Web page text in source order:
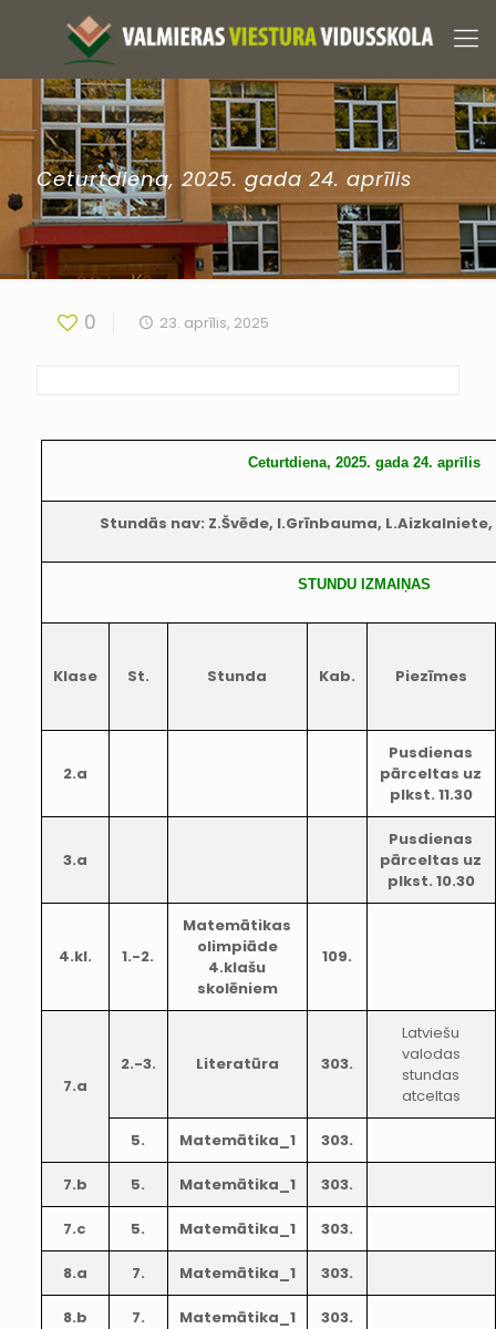
Ceturtdiena, 2025. gada 24. aprīlis
0 23. aprīlis, 2025
Ceturtdiena, 2025. gada 24. aprīlis
Stundās nav: Z.Švēde, I.Grīnbauma,
STUNDU IZMAIŅAS
Klase St. Stunda Kab. Piezīmes
2.a
Pusdienas
pārceltas uz
plkst. 11.30
3.a
Pusdienas
pārceltas uz
plkst. 10.30
4.kl. 1.-2.
Matemātikas
olimpiāde
4.klašu
skolēniem
109.
7.a
2.-3. Literatūra 303.
Latviešu
valodas
stundas
atceltas
5. Matemātika_1 303.
7.b 5. Matemātika_1 303.
7.c 5. Matemātika_1 303.
8.a 7. Matemātika_1 303.
8.b 7. Matemātika_1 303.